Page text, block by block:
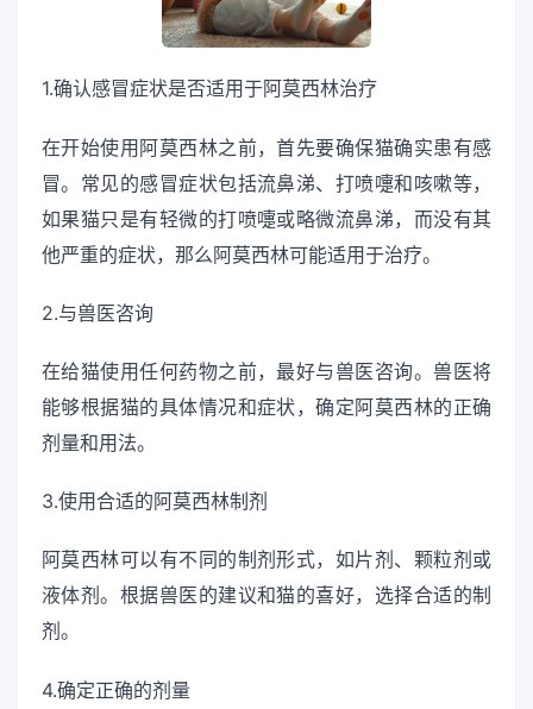
1.确认感冒症状是否适用于阿莫西林治疗
在开始使用阿莫西林之前，首先要确保猫确实患有感
冒。常见的感冒症状包括流鼻涕、打喷嚏和咳嗽等，
如果猫只是有轻微的打喷嚏或略微流鼻涕，而没有其
他严重的症状，那么阿莫西林可能适用于治疗。
2.与兽医咨询
在给猫使用任何药物之前，最好与兽医咨询。兽医将
能够根据猫的具体情况和症状，确定阿莫西林的正确
剂量和用法。
3.使用合适的阿莫西林制剂
阿莫西林可以有不同的制剂形式，如片剂、颗粒剂或
液体剂。根据兽医的建议和猫的喜好，选择合适的制
剂。
4.确定正确的剂量